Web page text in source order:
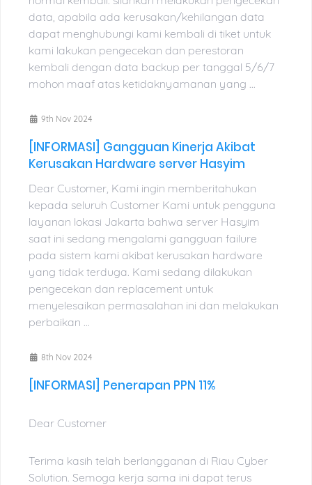
data, apabila ada kerusakan/kehilangan data
dapat menghubungi kami kembali di tiket untuk
kami lakukan pengecekan dan perestoran
kembali dengan data backup per tanggal 5/6/7
mohon maaf atas ketidaknyamanan yang ...
9th Nov 2024
[INFORMASI] Gangguan Kinerja Akibat
Kerusakan Hardware server Hasyim
Dear Customer, Kami ingin memberitahukan
kepada seluruh Customer Kami untuk pengguna
layanan lokasi Jakarta bahwa server Hasyim
saat ini sedang mengalami gangguan failure
pada sistem kami akibat kerusakan hardware
yang tidak terduga. Kami sedang dilakukan
pengecekan dan replacement untuk
menyelesaikan permasalahan ini dan melakukan
perbaikan ...
8th Nov 2024
[INFORMASI] Penerapan PPN 11%
Dear Customer
Terima kasih telah berlangganan di Riau Cyber
Solution. Semoga kerja sama ini dapat terus